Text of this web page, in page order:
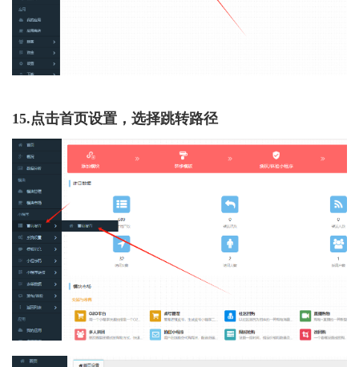
15.点击首页设置，选择跳转路径